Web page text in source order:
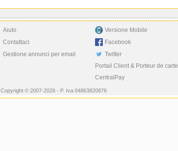
Aiuto
Contattaci
Gestione annunci per email
Versione Mobile
Facebook
Twitter
Portail Client & Porteur de carte
CentralPay
Copyright © 2007-2026 - P. Iva 04863820876